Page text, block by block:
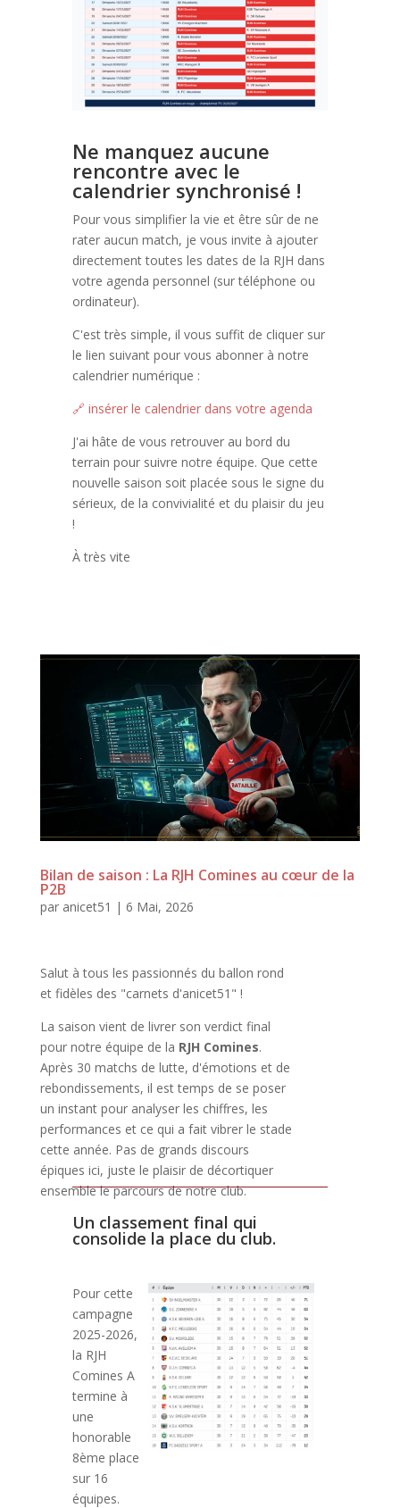
Ne manquez aucune
rencontre avec le
calendrier synchronisé !
Pour vous simplifier la vie et être sûr de ne
rater aucun match, je vous invite à ajouter
directement toutes les dates de la RJH dans
votre agenda personnel (sur téléphone ou
ordinateur).
C'est très simple, il vous suffit de cliquer sur
le lien suivant pour vous abonner à notre
calendrier numérique :
🔗 insérer le calendrier dans votre agenda
J'ai hâte de vous retrouver au bord du
terrain pour suivre notre équipe. Que cette
nouvelle saison soit placée sous le signe du
sérieux, de la convivialité et du plaisir du jeu
!
À très vite
Bilan de saison : La RJH Comines au cœur de la
P2B
par anicet51 | 6 Mai, 2026
Salut à tous les passionnés du ballon rond
et fidèles des "carnets d'anicet51" !
La saison vient de livrer son verdict final
pour notre équipe de la RJH Comines.
Après 30 matchs de lutte, d'émotions et de
rebondissements, il est temps de se poser
un instant pour analyser les chiffres, les
performances et ce qui a fait vibrer le stade
cette année. Pas de grands discours
épiques ici, juste le plaisir de décortiquer
ensemble le parcours de notre club.
Un classement final qui
consolide la place du club.
Pour cette
campagne
2025-2026,
la RJH
Comines A
termine à
une
honorable
8ème place
sur 16
équipes.